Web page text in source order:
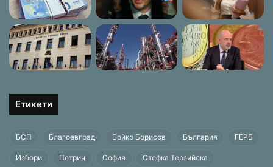
Етикети
БСП Благоевград Бойко Борисов България ГЕРБ
Избори Петрич София Стефка Терзийска